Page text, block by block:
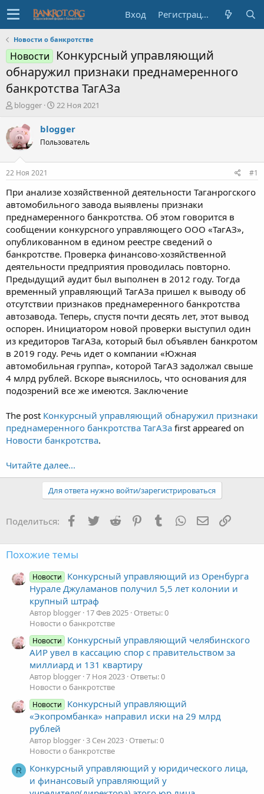
Вход Регистрация
Новости о банкротстве
Новости
Конкурсный управляющий
обнаружил признаки преднамеренного
банкротства ТагАЗа
А
т
о
р
е
м
ы
blogger
Д
т
а
н
л
22 Ноя 2021
blogger
Пользователь
22 Ноя 2021 #1
При анализе хозяйственной деятельности Таганрогского
автомобильного завода выявлены признаки
преднамеренного банкротства. Об этом говорится в
сообщении конкурсного управляющего ООО «ТагАЗ»,
опубликованном в едином реестре сведений о
банкротстве. Проверка финансово-хозяйственной
деятельности предприятия проводилась повторно.
Предыдущий аудит был выполнен в 2012 году. Тогда
временный управляющий ТагАЗа пришел к выводу об
отсутствии признаков преднамеренного банкротства
автозавода. Теперь, спустя почти десять лет, этот вывод
оспорен. Инициатором новой проверки выступил один
из кредиторов ТагАЗа, который был объявлен банкротом
в 2019 году. Речь идет о компании «Южная
автомобильная группа», которой ТагАЗ задолжал свыше
4 млрд рублей. Вскоре выяснилось, что основания для
подозрений все же имеются. Заключение
The post Конкурсный управляющий обнаружил признаки
преднамеренного банкротства ТагАЗа first appeared on
Новости банкротства.
Читайте далее...
Для ответа нужно войти/зарегистрироваться
Поделиться: Facebook
TwitterReddit PinterestTumblr WhatsApp Ссылка
Похожие темы
Новости
Конкурсный управляющий из Оренбурга
Нурале Джуламанов получил 5,5 лет колонии и
крупный штраф
Автор blogger 17 Фев 2025 Ответы: 0
Новости о банкротстве
Новости
Конкурсный управляющий челябинского
АИР увел в кассацию спор с правительством за
миллиард и 131 квартиру
Автор blogger 7 Ноя 2023 Ответы: 0
Новости о банкротстве
Новости
Конкурсный управляющий
«Экопромбанка» направил иски на 29 млрд
рублей
Автор blogger 3 Сен 2023 Ответы: 0
Новости о банкротстве
R
Конкурсный управляющий у юридического лица,
и финансовый управляющий у